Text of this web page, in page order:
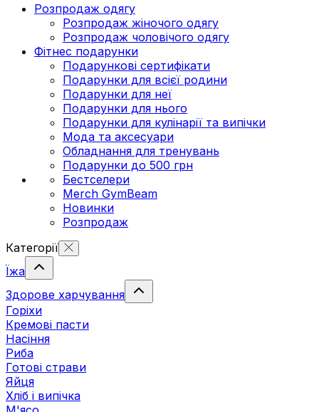
Розпродаж одягу
Розпродаж жіночого одягу
Розпродаж чоловічого одягу
Фітнес подарунки
Подарункові сертифікати
Подарунки для всієї родини
Подарунки для неї
Подарунки для нього
Подарунки для кулінарії та випічки
Мода та аксесуари
Обладнання для тренувань
Подарунки до 500 грн
Бестселери
Merch GymBeam
Новинки
Розпродаж
Категорії
Їжа
Здорове харчування
Горіхи
Кремові пасти
Насіння
Риба
Готові страви
Яйця
Хліб і випічка